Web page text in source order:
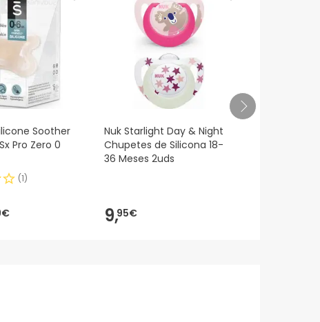
Soother
Pro Zero 0
(1)
Nuk Starlight Day & Night
Chupetes de Silicona 18-
36 Meses 2uds
9,95€